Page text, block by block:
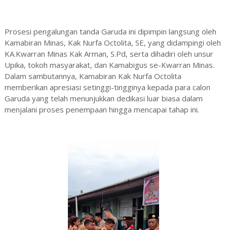
Prosesi pengalungan tanda Garuda ini dipimpin langsung oleh
Kamabiran Minas, Kak Nurfa Octolita, SE, yang didampingi oleh
KA.Kwarran Minas Kak Arman, S.Pd, serta dihadiri oleh unsur
Upika, tokoh masyarakat, dan Kamabigus se-Kwarran Minas.
Dalam sambutannya, Kamabiran Kak Nurfa Octolita
memberikan apresiasi setinggi-tingginya kepada para calon
Garuda yang telah menunjukkan dedikasi luar biasa dalam
menjalani proses penempaan hingga mencapai tahap ini.